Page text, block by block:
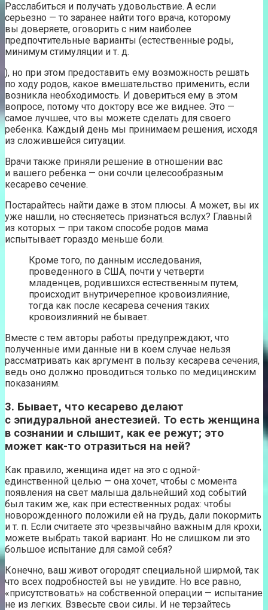
Расслабиться и получать удовольствие. А если
серьезно — то заранее найти того врача, которому
вы доверяете, оговорить с ним наиболее
предпочтительные варианты (естественные роды,
минимум стимуляции и т. д.
), но при этом предоставить ему возможность решать
по ходу родов, какое вмешательство применить, если
возникла необходимость. И довериться ему в этом
вопросе, потому что доктору все же виднее. Это —
самое лучшее, что вы можете сделать для своего
ребенка. Каждый день мы принимаем решения, исходя
из сложившейся ситуации.
Врачи также приняли решение в отношении вас
и вашего ребенка — они сочли целесообразным
кесарево сечение.
Постарайтесь найти даже в этом плюсы. А может, вы их
уже нашли, но стесняетесь признаться вслух? Главный
из которых — при таком способе родов мама
испытывает гораздо меньше боли.
Кроме того, по данным исследования,
проведенного в США, почти у четверти
младенцев, родившихся естественным путем,
происходит внутричерепное кровоизлияние,
тогда как после кесарева сечения таких
кровоизлияний не бывает.
Вместе с тем авторы работы предупреждают, что
полученные ими данные ни в коем случае нельзя
рассматривать как аргумент в пользу кесарева сечения,
ведь оно должно проводиться только по медицинским
показаниям.
3. Бывает, что кесарево делают
с эпидуральной анестезией. То есть женщина
в сознании и слышит, как ее режут; это
может как-то отразиться на ней?
Как правило, женщина идет на это с одной-
единственной целью — она хочет, чтобы с момента
появления на свет малыша дальнейший ход событий
был таким же, как при естественных родах: чтобы
новорожденного положили ей на грудь, дали покормить
и т. п. Если считаете это чрезвычайно важным для крохи,
можете выбрать такой вариант. Но не слишком ли это
большое испытание для самой себя?
Конечно, ваш живот огородят специальной ширмой, так
что всех подробностей вы не увидите. Но все равно,
«присутствовать» на собственной операции — испытание
не из легких. Взвесьте свои силы. И не терзайтесь